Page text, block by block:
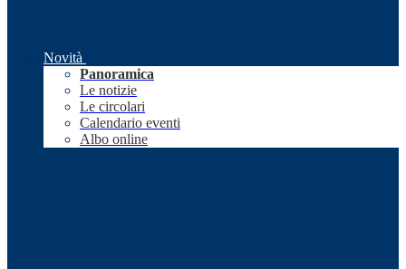
Novità
Panoramica
Le notizie
Le circolari
Calendario eventi
Albo online